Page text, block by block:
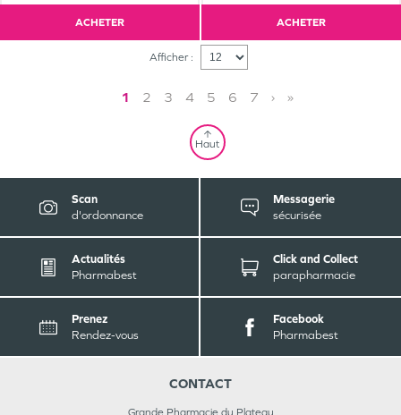
ACHETER ACHETER
Afficher :
1 2 3 4 5 6 7 › »
Haut
Scan
d'ordonnance
Messagerie
sécurisée
Actualités
Pharmabest
Click and Collect
parapharmacie
Prenez
Rendez-vous
Facebook
Pharmabest
CONTACT
Grande Pharmacie du Plateau